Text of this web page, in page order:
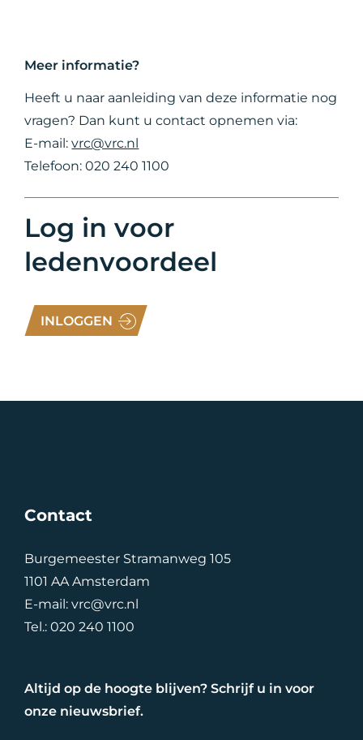
Meer informatie?
Heeft u naar aanleiding van deze informatie nog
vragen? Dan kunt u contact opnemen via:
E-mail:vrc@vrc.nl
Telefoon: 020 240 1100
Log in voor
ledenvoordeel
INLOGGEN
Contact
Burgemeester Stramanweg 105
1101 AA Amsterdam
E-mail:vrc@vrc.nl
Tel.:020 240 1100
Altijd op de hoogte blijven? Schrijf u in voor
onze nieuwsbrief.